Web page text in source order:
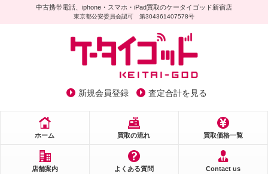
中古携帯電話、iphone・スマホ・iPad買取のケータイゴッド新宿店
東京都公安委員会認可 第304361407578号
新規会員登録 査定合計を見る
ホーム 買取の流れ 買取価格一覧
店舗案内 よくある質問 Contact us